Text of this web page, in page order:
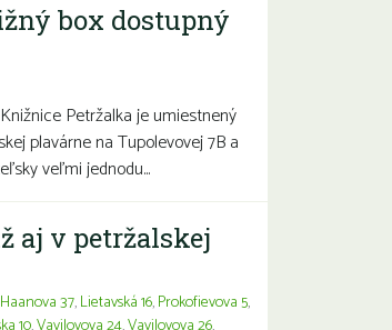
box dostupný
Petržalka je umiestnený
plavárne na Tupolevovej 7B a
veľmi jednodu...
aj v petržalskej
Haanova 37,Lietavská 16,Prokofievova 5,